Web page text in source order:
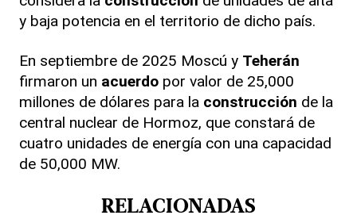
y baja potencia en el territorio de dicho país.
En septiembre de 2025 Moscú y Teherán
firmaron un acuerdo por valor de 25,000
millones de dólares para la construcción de la
central nuclear de Hormoz, que constará de
cuatro unidades de energía con una capacidad
de 50,000 MW.
RELACIONADAS